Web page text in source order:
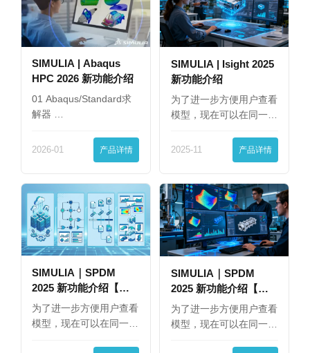
SIMULIA | Abaqus
HPC 2026 新功能介绍
01 Abaqus/Standard求
解器 …
2026-01 产品详情
SIMULIA | Isight 2025
新功能介绍
为了进一步方便用户查看
模型，现在可以在同一
2025-11 产品详情
SIMULIA｜SPDM
2025 新功能介绍【下
篇】
为了进一步方便用户查看
模型，现在可以在同一
SIMULIA｜SPDM
2025 新功能介绍【上
篇】
为了进一步方便用户查看
模型，现在可以在同一